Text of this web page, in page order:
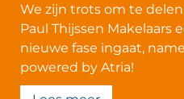
badkamers en de
en dan weet je dat je
gezinshuis aantreft op
We zijn trots om te
Paul Thijssen Makelaars
nieuwe fase ingaat,
powered by Atria!